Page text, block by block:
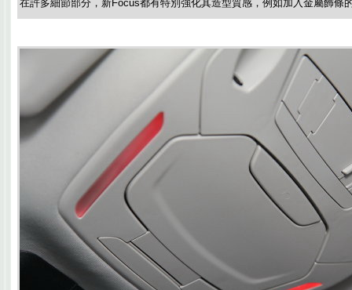
在許多細節部分，新Focus都有特別強化其造型質感，例如加入金屬飾條